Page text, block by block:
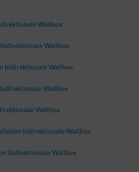
Wallbox
Wallbox
bidirektionale Wallbox
Wallbox
Wallbox
bidirektionale Wallbox
bidirektionale Wallbox